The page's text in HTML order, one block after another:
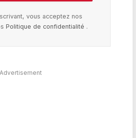
vous acceptez nos
Politique de confidentialité .
Advertisement